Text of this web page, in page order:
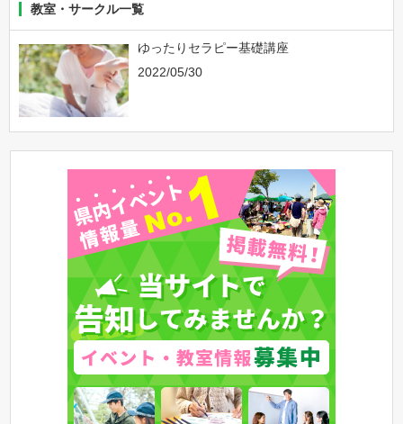
教室・サークル一覧
ゆったりセラピー基礎講座
2022/05/30